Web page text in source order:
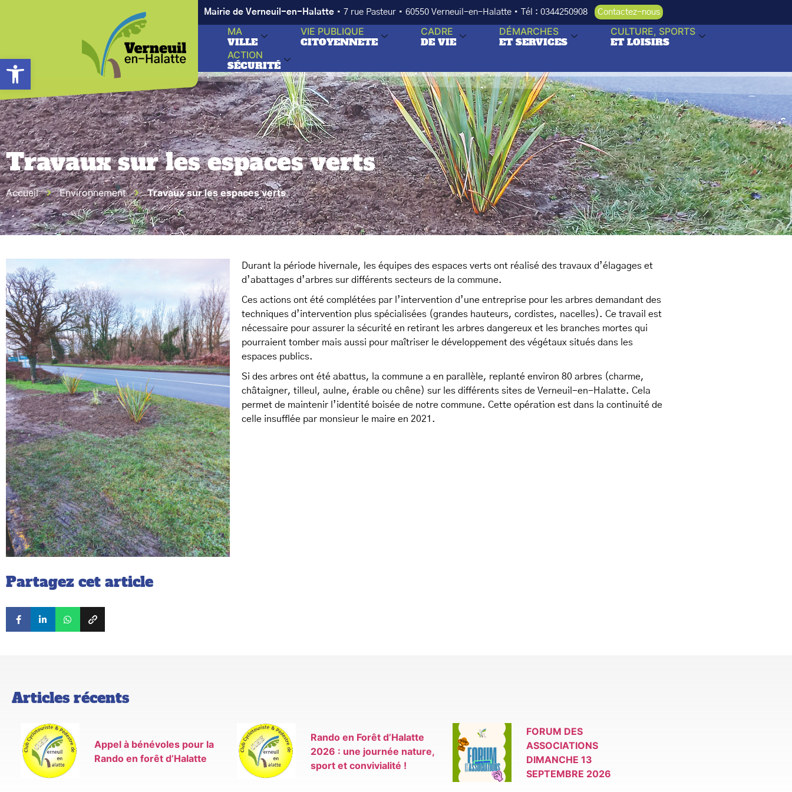
Ouvrir la barre d’outils
Mairie de Verneuil-en-Halatte • 7 rue Pasteur • 60550 Verneuil-en-Halatte • Tél : 0344250908 Contactez-nous
MA
VILLE
VIE PUBLIQUE
CITOYENNETE
CADRE
DE VIE
DÉMARCHES
ET SERVICES
CULTURE, SPORTS
ET LOISIRS
ACTION
SÉCURITÉ
Travaux sur les espaces verts
Accueil Environnement Travaux sur les espaces verts
Partagez cet article
Durant la période hivernale, les équipes des espaces verts ont réalisé des travaux d’élagages et
d’abattages d’arbres sur différents secteurs de la commune.
Ces actions ont été complétées par l’intervention d’une entreprise pour les arbres demandant des
techniques d’intervention plus spécialisées (grandes hauteurs, cordistes, nacelles). Ce travail est
nécessaire pour assurer la sécurité en retirant les arbres dangereux et les branches mortes qui
pourraient tomber mais aussi pour maîtriser le développement des végétaux situés dans les
espaces publics.
Si des arbres ont été abattus, la commune a en parallèle, replanté environ 80 arbres (charme,
châtaigner, tilleul, aulne, érable ou chêne) sur les différents sites de Verneuil-en-Halatte. Cela
permet de maintenir l’identité boisée de notre commune. Cette opération est dans la continuité de
celle insufflée par monsieur le maire en 2021.
Articles récents
Appel à bénévoles pour la
Rando en forêt d’Halatte
Rando en Forêt d’Halatte
2026 : une journée nature,
sport et convivialité !
FORUM DES
ASSOCIATIONS
DIMANCHE 13
SEPTEMBRE 2026